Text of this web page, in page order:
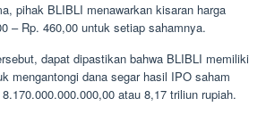
pihak BLIBLI menawarkan kisaran harga
– Rp. 460,00 untuk setiap sahamnya.
dapat dipastikan bahwa BLIBLI memiliki
mengantongi dana segar hasil IPO saham
atau 8,17 triliun rupiah.